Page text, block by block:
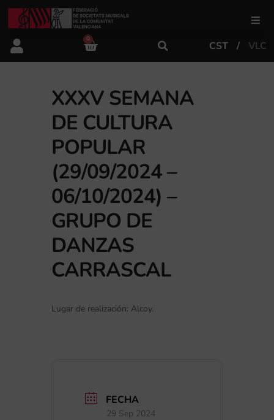
FSMCV
Áreas de gestión
Área educativa
Área artística
Actualidad
0
CST VLC
XXXV SEMANA
DE CULTURA
POPULAR
(29/09/2024 –
06/10/2024) –
GRUPO DE
DANZAS
CARRASCAL
Lugar de realización: Alcoy.
FECHA
29 Sep 2024